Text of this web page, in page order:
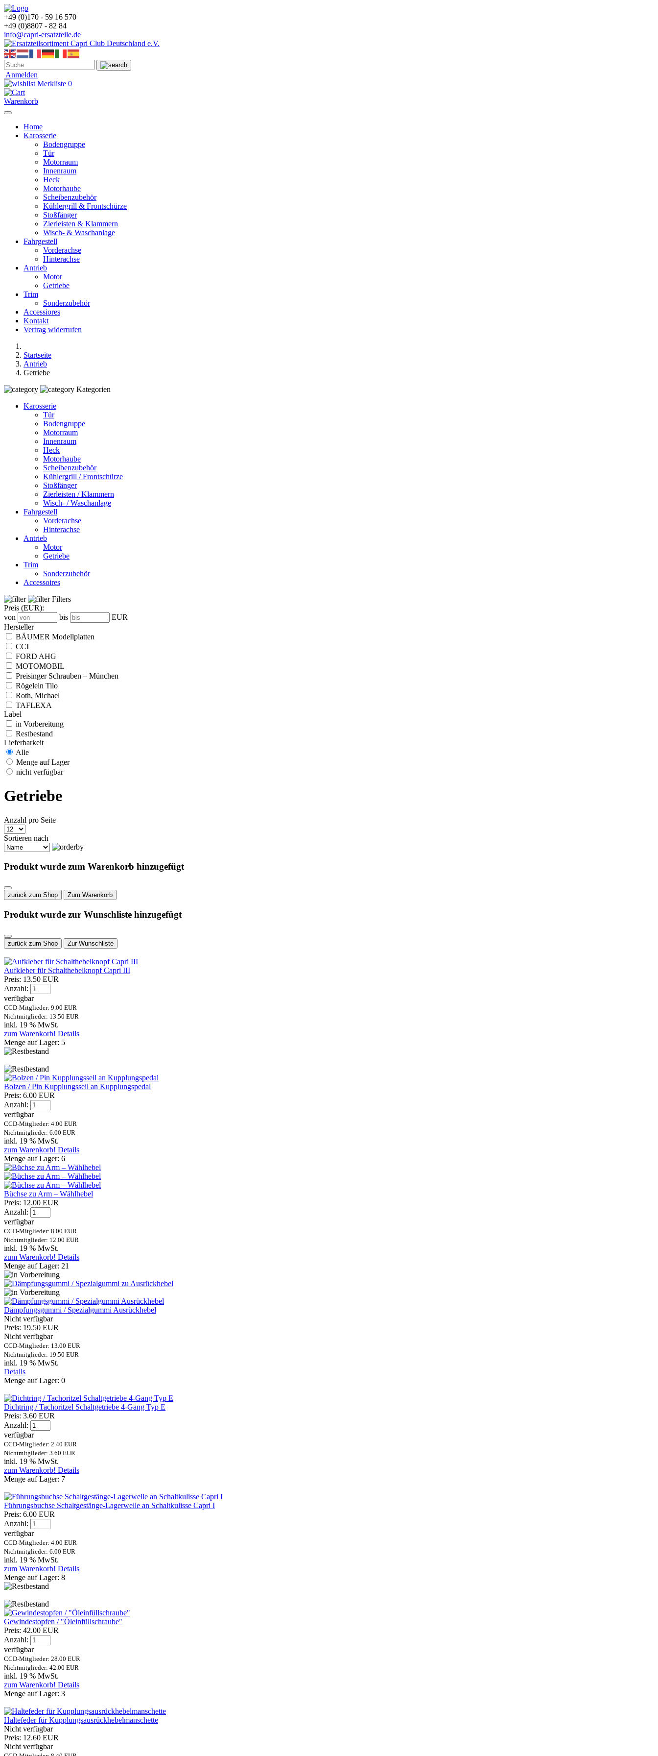
+49 (0)170 - 59 16 570
+49 (0)8807 - 82 84
info@capri-ersatzteile.de
Anmelden
Merkliste 0
Warenkorb
Home
Karosserie
Bodengruppe
Tür
Motorraum
Innenraum
Heck
Motorhaube
Scheibenzubehör
Kühlergrill & Frontschürze
Stoßfänger
Zierleisten & Klammern
Wisch- & Waschanlage
Fahrgestell
Vorderachse
Hinterachse
Antrieb
Motor
Getriebe
Trim
Sonderzubehör
Accessiores
Kontakt
Vertrag widerrufen
Startseite
Antrieb
Getriebe
Kategorien
Karosserie
Tür
Bodengruppe
Motorraum
Innenraum
Heck
Motorhaube
Scheibenzubehör
Kühlergrill / Frontschürze
Stoßfänger
Zierleisten / Klammern
Wisch- / Waschanlage
Fahrgestell
Vorderachse
Hinterachse
Antrieb
Motor
Getriebe
Trim
Sonderzubehör
Accessoires
Filters
Preis (EUR):
von
bis
EUR
Hersteller
BÄUMER Modellplatten
CCI
FORD AHG
MOTOMOBIL
Preisinger Schrauben – München
Rögelein Tilo
Roth, Michael
TAFLEXA
Label
in Vorbereitung
Restbestand
Lieferbarkeit
Alle
Menge auf Lager
nicht verfügbar
Getriebe
Anzahl pro Seite
Sortieren nach
Produkt wurde zum Warenkorb hinzugefügt
zurück zum Shop Zum Warenkorb
Produkt wurde zur Wunschliste hinzugefügt
zurück zum Shop Zur Wunschliste
Aufkleber für Schalthebelknopf Capri III
Preis: 13.50 EUR
Anzahl:
verfügbar
CCD-Mitglieder: 9.00 EUR
Nichtmitglieder: 13.50 EUR
inkl. 19 % MwSt.
zum Warenkorb! Details
Menge auf Lager: 5
Bolzen / Pin Kupplungsseil an Kupplungspedal
Preis: 6.00 EUR
Anzahl:
verfügbar
CCD-Mitglieder: 4.00 EUR
Nichtmitglieder: 6.00 EUR
inkl. 19 % MwSt.
zum Warenkorb! Details
Menge auf Lager: 6
Büchse zu Arm – Wählhebel
Preis: 12.00 EUR
Anzahl:
verfügbar
CCD-Mitglieder: 8.00 EUR
Nichtmitglieder: 12.00 EUR
inkl. 19 % MwSt.
zum Warenkorb! Details
Menge auf Lager: 21
Dämpfungsgummi / Spezialgummi Ausrückhebel
Nicht verfügbar
Preis: 19.50 EUR
Nicht verfügbar
CCD-Mitglieder: 13.00 EUR
Nichtmitglieder: 19.50 EUR
inkl. 19 % MwSt.
Details
Menge auf Lager: 0
Dichtring / Tachoritzel Schaltgetriebe 4-Gang Typ E
Preis: 3.60 EUR
Anzahl:
verfügbar
CCD-Mitglieder: 2.40 EUR
Nichtmitglieder: 3.60 EUR
inkl. 19 % MwSt.
zum Warenkorb! Details
Menge auf Lager: 7
Führungsbuchse Schaltgestänge-Lagerwelle an Schaltkulisse Capri I
Preis: 6.00 EUR
Anzahl:
verfügbar
CCD-Mitglieder: 4.00 EUR
Nichtmitglieder: 6.00 EUR
inkl. 19 % MwSt.
zum Warenkorb! Details
Menge auf Lager: 8
Gewindestopfen / "Öleinfüllschraube"
Preis: 42.00 EUR
Anzahl:
verfügbar
CCD-Mitglieder: 28.00 EUR
Nichtmitglieder: 42.00 EUR
inkl. 19 % MwSt.
zum Warenkorb! Details
Menge auf Lager: 3
Haltefeder für Kupplungsausrückhebelmanschette
Nicht verfügbar
Preis: 12.60 EUR
Nicht verfügbar